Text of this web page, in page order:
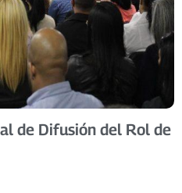
de Difusión del Rol de